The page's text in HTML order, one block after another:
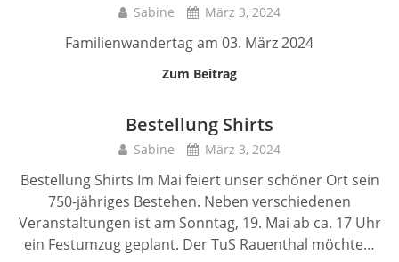
Sabine März 3, 2024
Familienwandertag am 03. März 2024
Zum Beitrag
Bestellung Shirts
Sabine März 3, 2024
Bestellung Shirts Im Mai feiert unser schöner Ort sein
750-jähriges Bestehen. Neben verschiedenen
Veranstaltungen ist am Sonntag, 19. Mai ab ca. 17 Uhr
ein Festumzug geplant. Der TuS Rauenthal möchte…